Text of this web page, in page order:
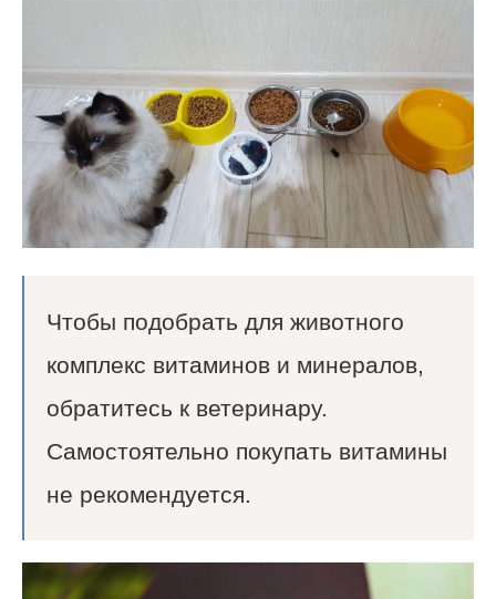
Чтобы подобрать для животного
комплекс витаминов и минералов,
обратитесь к ветеринару.
Самостоятельно покупать витамины
не рекомендуется.